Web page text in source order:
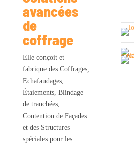
avancées
de
coffrage
Elle conçoit et
fabrique des Coffrages,
Echafaudages,
Étaiements, Blindage
de tranchées,
Contention de Façades
et des Structures
spéciales pour les